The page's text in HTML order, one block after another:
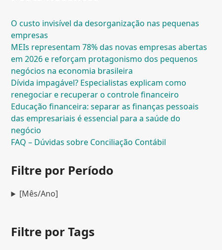
O custo invisível da desorganização nas pequenas
empresas
MEIs representam 78% das novas empresas abertas
em 2026 e reforçam protagonismo dos pequenos
negócios na economia brasileira
Dívida impagável? Especialistas explicam como
renegociar e recuperar o controle financeiro
Educação financeira: separar as finanças pessoais
das empresariais é essencial para a saúde do
negócio
FAQ – Dúvidas sobre Conciliação Contábil
Filtre por Período
[Mês/Ano]
Filtre por Tags